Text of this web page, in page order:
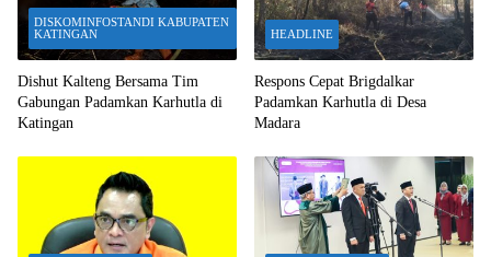
DISKOMINFOSTANDI KABUPATEN
KATINGAN
Dishut Kalteng Bersama Tim
Gabungan Padamkan Karhutla di
Katingan
HEADLINE
Respons Cepat Brigdalkar
Padamkan Karhutla di Desa
Madara